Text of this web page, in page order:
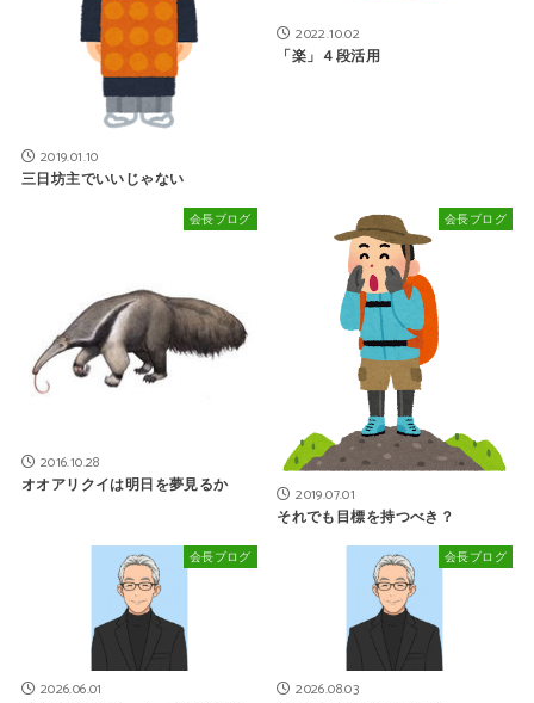
2019.01.10
三日坊主でいいじゃない
2022.10.02
「楽」４段活用
会長ブログ
2016.10.28
オオアリクイは明日を夢見るか
会長ブログ
2019.07.01
それでも目標を持つべき？
会長ブログ
2026.06.01
会長ブログ
2026.08.03